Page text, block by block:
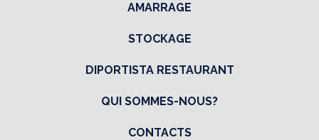
AMARRAGE
STOCKAGE
DIPORTISTA RESTAURANT
QUI SOMMES-NOUS?
CONTACTS